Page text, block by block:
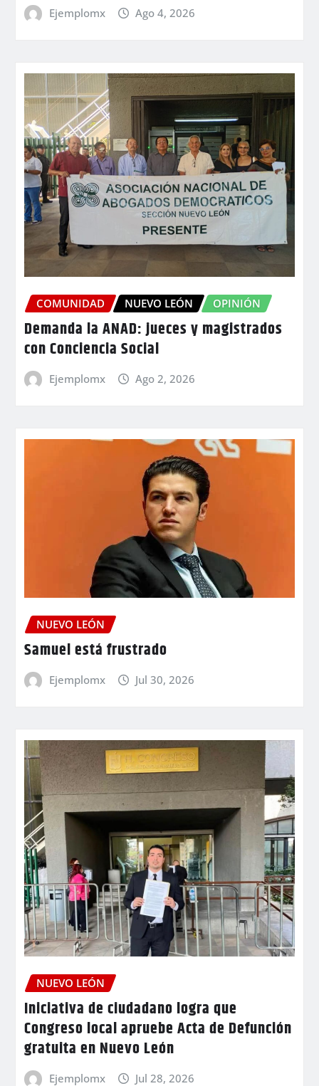
Ejemplomx Ago 4, 2026
COMUNIDAD NUEVO LEÓN OPINIÓN
Demanda la ANAD: jueces y magistrados
con Conciencia Social
Ejemplomx Ago 2, 2026
NUEVO LEÓN
Samuel está frustrado
Ejemplomx Jul 30, 2026
NUEVO LEÓN
Iniciativa de ciudadano logra que
Congreso local apruebe Acta de Defunción
gratuita en Nuevo León
Ejemplomx Jul 28, 2026